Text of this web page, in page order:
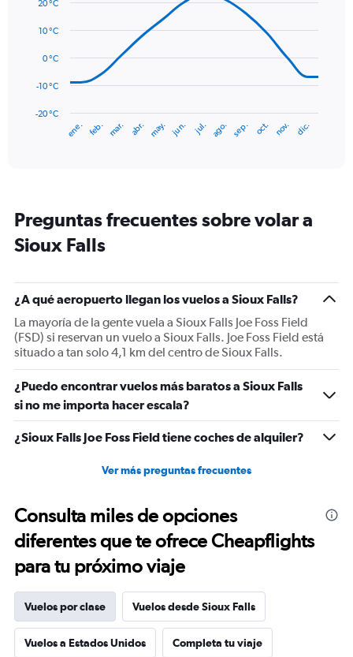
values.
chart
points.
The
has
14
categories.
The
has
1
axis
displaying
values.
Range:
-20
to
ene. feb. mar. abr. may. jun. jul. ago. sep. oct. nov. dic.
-20 °C
-10 °C
0 °C
10 °C
20 °C
Preguntas frecuentes sobre volar a
Sioux Falls
¿A qué aeropuerto llegan los vuelos a Sioux Falls?
La mayoría de la gente vuela a Sioux Falls Joe Foss Field
(FSD) si reservan un vuelo a Sioux Falls. Joe Foss Field está
situado a tan solo 4,1 km del centro de Sioux Falls.
¿Puedo encontrar vuelos más baratos a Sioux Falls
si no me importa hacer escala?
¿Sioux Falls Joe Foss Field tiene coches de alquiler?
Ver más preguntas frecuentes
Consulta miles de opciones
diferentes que te ofrece Cheapflights
para tu próximo viaje
Vuelos por clase Vuelos desde Sioux Falls
Vuelos a Estados Unidos Completa tu viaje